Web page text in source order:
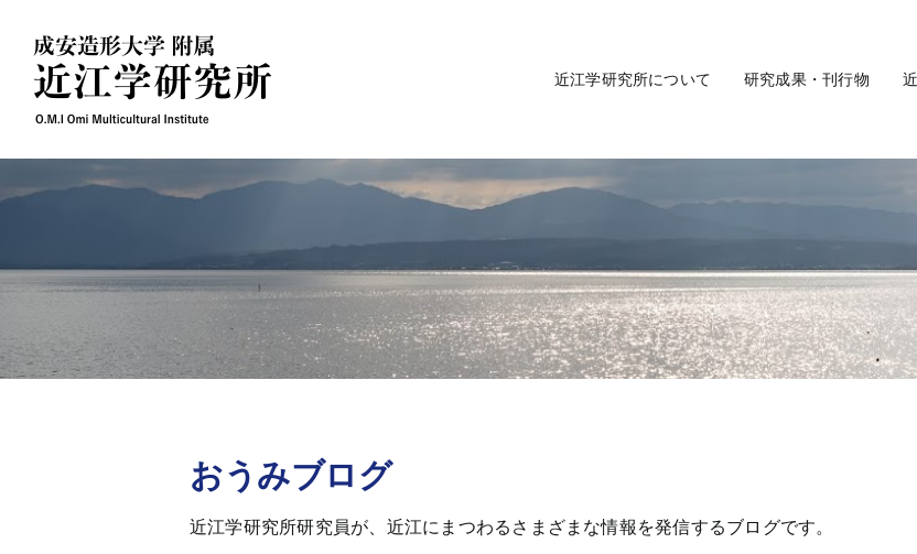
content
近江学研究所について 研究成果・刊行物
おうみブログ
近江学研究所研究員が、近江にまつわるさまざまな情報を発信するブログです。